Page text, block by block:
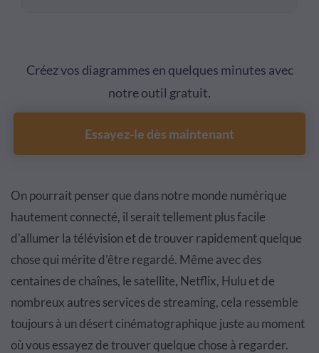
Créez vos diagrammes en quelques minutes avec
notre outil gratuit.
Essayez-le dès maintenant
On pourrait penser que dans notre monde numérique
hautement connecté, il serait tellement plus facile
d'allumer la télévision et de trouver rapidement quelque
chose qui mérite d'être regardé. Même avec des
centaines de chaînes, le satellite, Netflix, Hulu et de
nombreux autres services de streaming, cela ressemble
toujours à un désert cinématographique juste au moment
où vous essayez de trouver quelque chose à regarder.